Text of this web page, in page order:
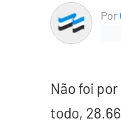
Por
Não foi
todo,